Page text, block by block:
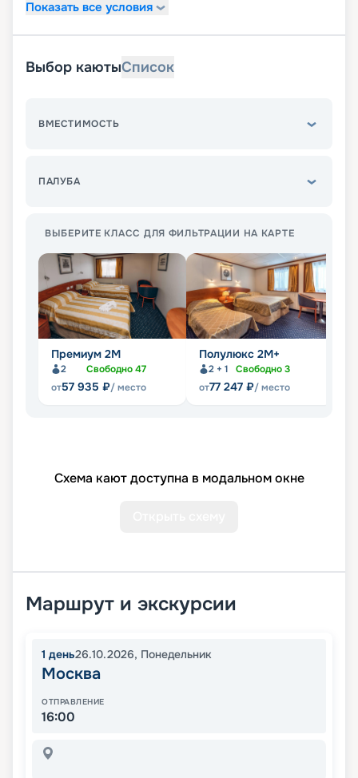
Показать все условия
Выбор каютыСписок
ВМЕСТИМОСТЬ
ПАЛУБА
ВЫБЕРИТЕ КЛАСС ДЛЯ ФИЛЬТРАЦИИ НА КАРТЕ
Премиум 2М
2 Свободно47
от57 935 ₽/ место
Полулюкс 2М+
2 + 1 Свободно3
от77 247 ₽/ место
Схема кают доступна в модальном окне
Маршрут и экскурсии
1 день26.10.2026, Понедельник
Москва
ОТПРАВЛЕНИЕ
16:00